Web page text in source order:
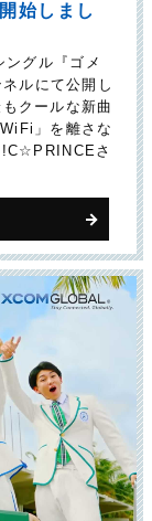
始しまし
グル『ゴメ
ルにて公開し
クールな新曲
」を離さな
さ